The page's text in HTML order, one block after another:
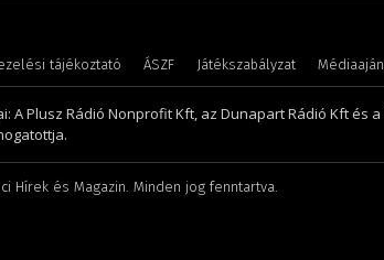
tájékoztató ÁSZF Játékszabályzat
A Plusz Rádió Nonprofit Kft, az Dunapart Rádió Kft és a
Hírek és Magazin. Minden jog fenntartva.